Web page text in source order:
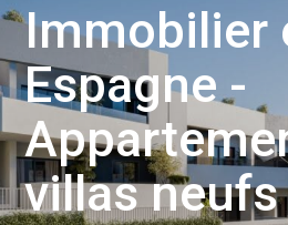
Immobilier
Espagne -
villas neufs